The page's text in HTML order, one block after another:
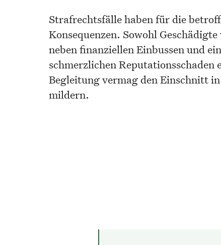
Strafrechtsfälle haben für die
Konsequenzen. Sowohl
neben finanziellen Einbussen und
schmerzlichen Reputationsschaden
Begleitung vermag den Einschnitt
mildern.